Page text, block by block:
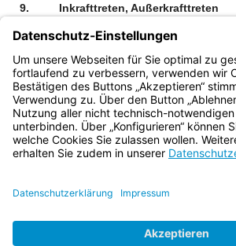
9. Inkrafttreten, Außerkrafttreten
1Die Nrn. 4.2 und 4.3 treten am 1.
Übrigen tritt diese Richtlinie mit
2023 in Kraft.3Sie tritt mit Ablauf des
außer Kraft.
Bayern.de
BayernPortal
Impressum